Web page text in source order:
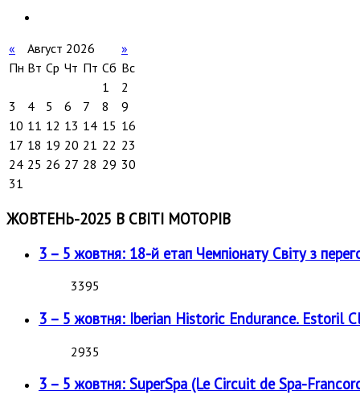
« Август 2026
»
Пн Вт Ср Чт Пт Сб Вс
1
2
3
4 5 6 7 8
9
10 11 12 13 14 15 16
17 18 19 20 21 22 23
24 25 26 27 28 29 30
31
ЖОВТЕНЬ-2025 В СВІТІ МОТОРІВ
3 – 5 жовтня: 18-й етап Чемпіонату Світу з
3395
3 – 5 жовтня: Iberian Historic Endurance. Estoril
2935
3 – 5 жовтня: SuperSpa (Le Circuit de Spa-